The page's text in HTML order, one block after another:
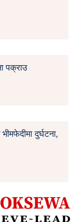
पक्राउ
दुर्घटना,